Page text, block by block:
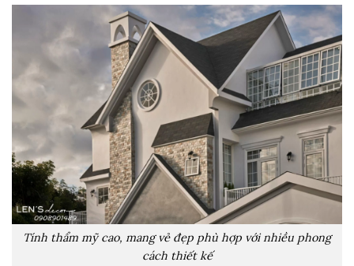
Tính thẩm mỹ cao, mang vẻ đẹp phù hợp với nhiều phong
cách thiết kế